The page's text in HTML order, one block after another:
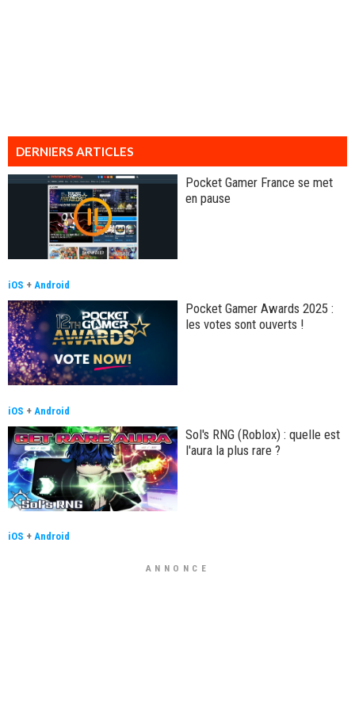
DERNIERS ARTICLES
Pocket Gamer France se met
en pause
iOS + Android
Pocket Gamer Awards 2025 :
les votes sont ouverts !
iOS + Android
Sol's RNG (Roblox) : quelle est
l'aura la plus rare ?
iOS + Android
ANNONCE